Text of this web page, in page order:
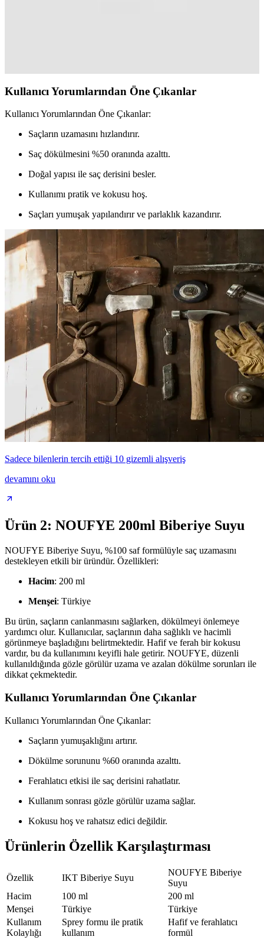
Kullanıcı Yorumlarından Öne Çıkanlar
Kullanıcı Yorumlarından Öne Çıkanlar:
Saçların uzamasını hızlandırır.
Saç dökülmesini %50 oranında azalttı.
Doğal yapısı ile saç derisini besler.
Kullanımı pratik ve kokusu hoş.
Saçları yumuşak yapılandırır ve parlaklık kazandırır.
Sadece bilenlerin tercih ettiği 10 gizemli alışveriş
devamını oku
Ürün 2: NOUFYE 200ml Biberiye Suyu
NOUFYE Biberiye Suyu, %100 saf formülüyle saç uzamasını
destekleyen etkili bir üründür. Özellikleri:
Hacim: 200 ml
Menşei: Türkiye
Bu ürün, saçların canlanmasını sağlarken, dökülmeyi önlemeye
yardımcı olur. Kullanıcılar, saçlarının daha sağlıklı ve hacimli
görünmeye başladığını belirtmektedir. Hafif ve ferah bir kokusu
vardır, bu da kullanımını keyifli hale getirir. NOUFYE, düzenli
kullanıldığında gözle görülür uzama ve azalan dökülme sorunları ile
dikkat çekmektedir.
Kullanıcı Yorumlarından Öne Çıkanlar
Kullanıcı Yorumlarından Öne Çıkanlar:
Saçların yumuşaklığını artırır.
Dökülme sorununu %60 oranında azalttı.
Ferahlatıcı etkisi ile saç derisini rahatlatır.
Kullanım sonrası gözle görülür uzama sağlar.
Kokusu hoş ve rahatsız edici değildir.
Ürünlerin Özellik Karşılaştırması
Özellik IKT Biberiye Suyu
NOUFYE Biberiye
Suyu
Hacim
100 ml
200 ml
Menşei
Türkiye
Türkiye
Kullanım
Kolaylığı
Sprey formu ile pratik
kullanım
Hafif ve ferahlatıcı
formül